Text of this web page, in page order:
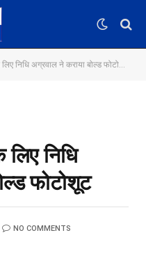
निधि अग्रवाल ने कराया बोल्ड फोटोशूट
निधि
फोटोशूट
NO COMMENTS